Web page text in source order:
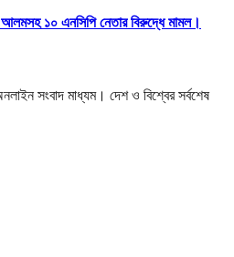
আলমসহ ১০ এনসিপি নেতার বিরুদ্ধে মামল।
সংবাদ মাধ্যম। দেশ ও বিশ্বের সর্বশেষ